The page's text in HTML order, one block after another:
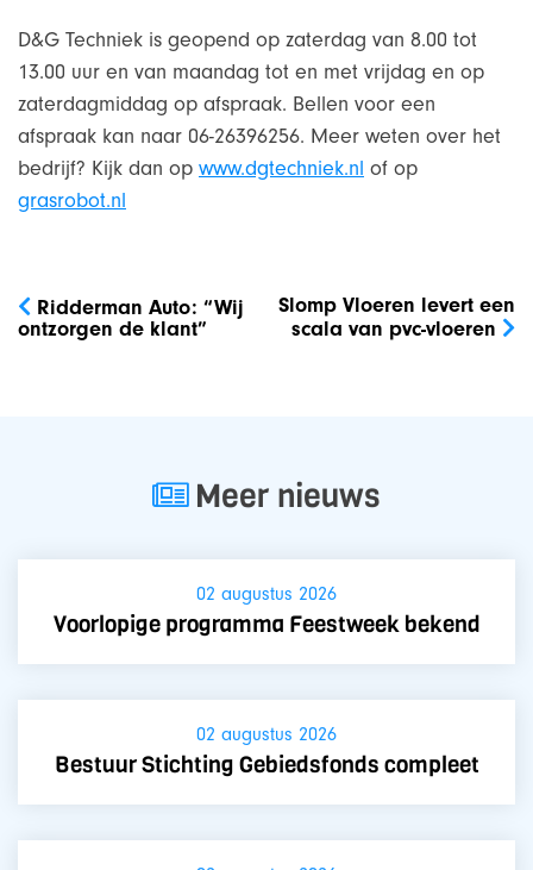
D&G Techniek is geopend op zaterdag van 8.00 tot
13.00 uur en van maandag tot en met vrijdag en op
zaterdagmiddag op afspraak. Bellen voor een
afspraak kan naar 06-26396256. Meer weten over het
bedrijf? Kijk dan op www.dgtechniek.nl of op
grasrobot.nl
navigatie
Ridderman Auto: “Wij
ontzorgen de klant”
Slomp Vloeren levert een
scala van pvc-vloeren
Meer nieuws
02 augustus 2026
Voorlopige programma Feestweek bekend
02 augustus 2026
Bestuur Stichting Gebiedsfonds compleet